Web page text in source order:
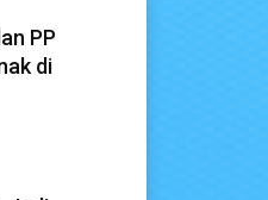
PP
di